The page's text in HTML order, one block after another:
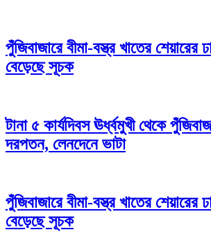
পুঁজিবাজারে বীমা-বস্ত্র খাতের
বেড়েছে সূচক
টানা ৫ কার্যদিবস ঊর্ধ্বমুখী থেকে
দরপতন, লেনদেনে ভাটা
পুঁজিবাজারে বীমা-বস্ত্র খাতের
বেড়েছে সূচক